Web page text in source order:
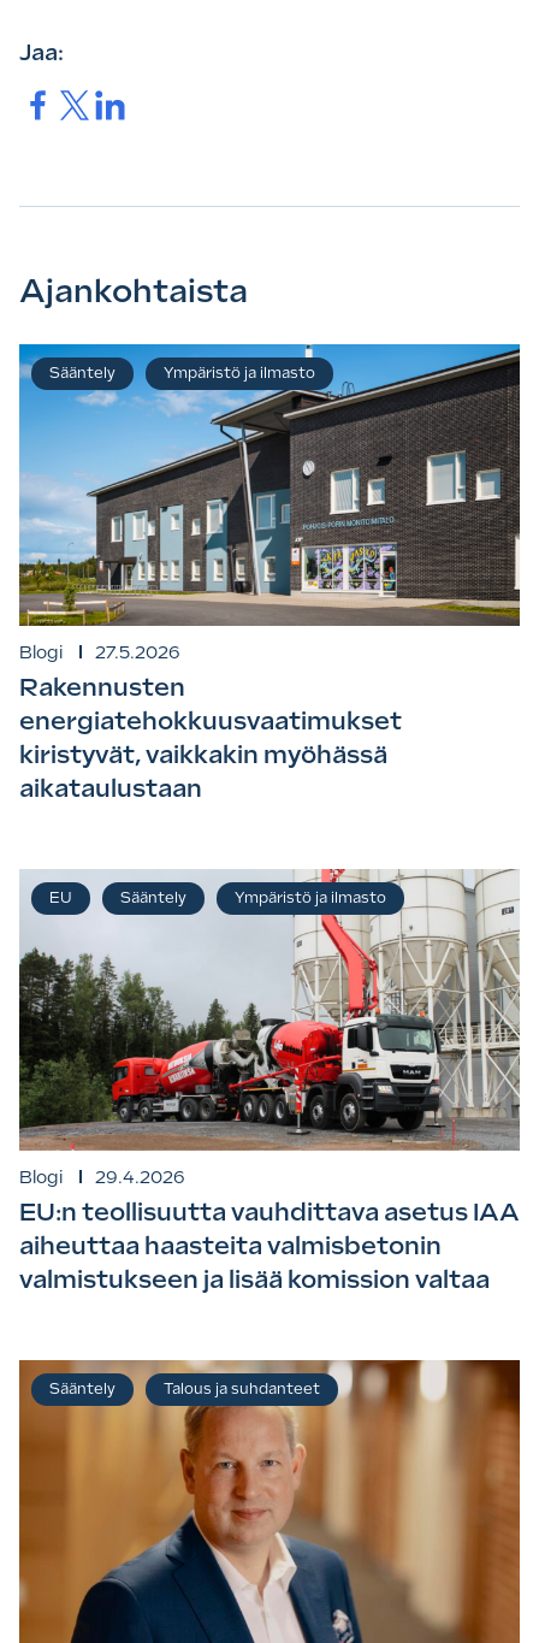
Jaa:
Jaa. Jaa.Jaa.
Ajankohtaista
Blogi 27.5.2026
Rakennusten
energiatehokkuusvaatimukset
kiristyvät, vaikkakin myöhässä
aikataulustaan
Sääntely Ympäristö ja ilmasto
Blogi 29.4.2026
EU:n teollisuutta vauhdittava asetus IAA
aiheuttaa haasteita valmisbetonin
valmistukseen ja lisää komission valtaa
EU Sääntely Ympäristö ja ilmasto
Sääntely Talous ja suhdanteet